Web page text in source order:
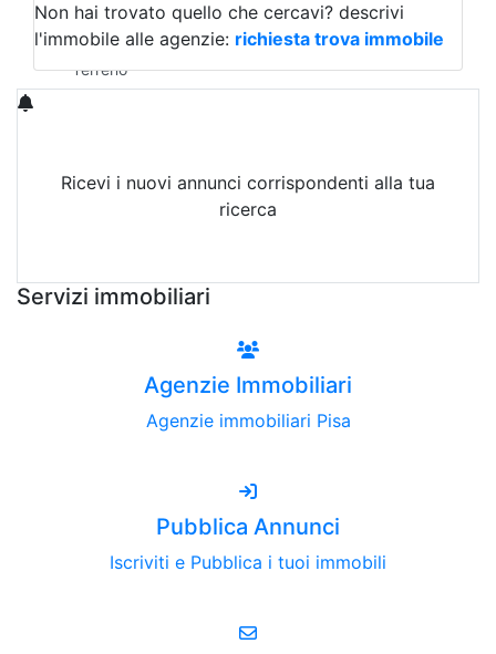
Qualsiasi
Terreno edificabile
Terreno
Non hai trovato quello che cercavi? descrivi
l'immobile alle agenzie: richiesta trova immobile
Ricevi i nuovi annunci corrispondenti alla tua
ricerca
Servizi immobiliari
Agenzie Immobiliari
Agenzie immobiliari Pisa
Pubblica Annunci
Iscriviti e Pubblica i tuoi immobili